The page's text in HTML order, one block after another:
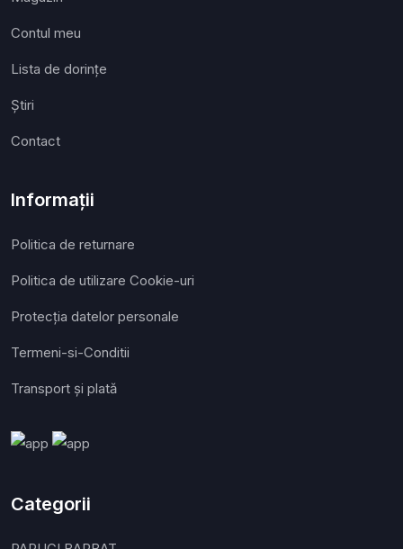
Contul meu
Lista de dorințe
Ştiri
Contact
Informații
Politica de returnare
Politica de utilizare Cookie-uri
Protecția datelor personale
Termeni-si-Conditii
Transport și plată
Categorii